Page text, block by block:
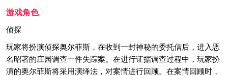
游戏角色
侦探
玩家将扮演侦探奥尔菲斯，在收到一封神秘的委托信后，进入恶
名昭著的庄园调查一件失踪案。在进行证据调查过程中，玩家扮
演的奥尔菲斯将采用演绎法，对案情进行回顾。在案情回顾时，